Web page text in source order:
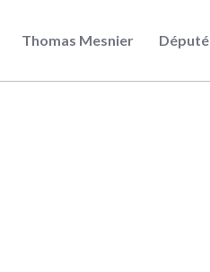
Thomas Mesnier Député